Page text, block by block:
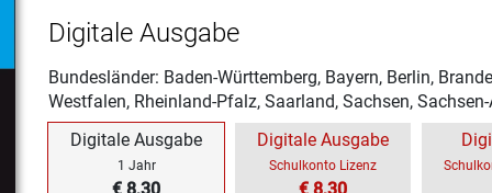
Medienbildung Politik
Religion
Spanisch
Digitale Ausgabe
Bundesländer: Baden-Württemberg, Bayern, Berlin,
Westfalen, Rheinland-Pfalz, Saarland, Sachsen,
Digitale Ausgabe
1 Jahr
Digitale Ausgabe
Schulkonto Lizenz